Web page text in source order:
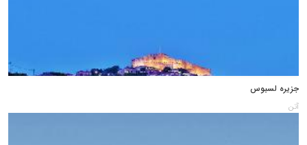
جزیره لسبوس
آتن